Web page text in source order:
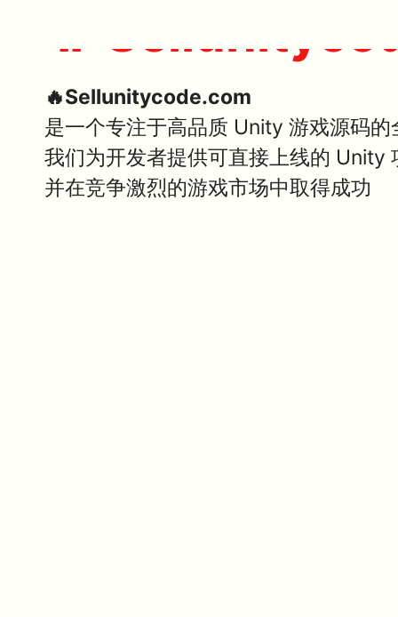
🔥
🔥Sellunitycode.com
是一个专注于高品质 Unity 游戏源码的
我们为开发者提供可直接上线的 Unity
并在竞争激烈的游戏市场中取得成功